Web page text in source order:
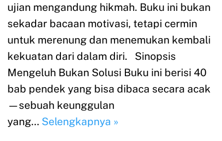
ujian mengandung hikmah. Buku ini bukan
sekadar bacaan motivasi, tetapi cermin
untuk merenung dan menemukan kembali
kekuatan dari dalam diri. Sinopsis
Mengeluh Bukan Solusi Buku ini berisi 40
bab pendek yang bisa dibaca secara acak
—sebuah keunggulan
yang… Selengkapnya »